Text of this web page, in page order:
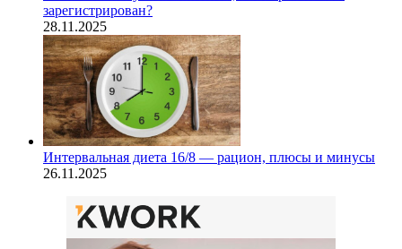
зарегистрирован?
28.11.2025
Интервальная диета 16/8 — рацион, плюсы и минусы
26.11.2025